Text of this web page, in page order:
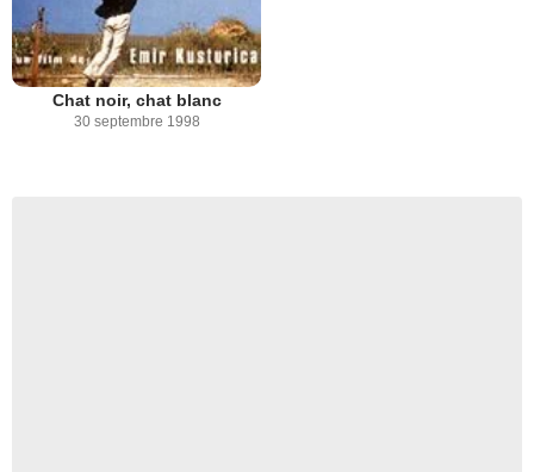
Chat noir, chat blanc
30 septembre 1998